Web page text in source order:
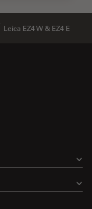
Leica EZ4 W & EZ4 E